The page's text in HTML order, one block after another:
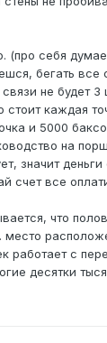
(про себя
бегать все
не будет
стоит каждая
и 5000
на
значит деньги
счет все
что
место
работает с
десятки